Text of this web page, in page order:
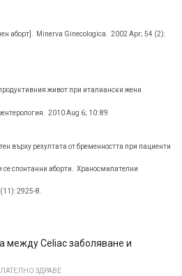
аборт]. Minerva Ginecologica. 2002 Apr; 54 (2):
живот при италиански жени.
2010 Aug 6; 10: 89.
върху резултата от бременността при пациенти
спонтанни аборти. Храносмилателни
2925-8.
между Celiac заболяване и
ЗДРАВЕ